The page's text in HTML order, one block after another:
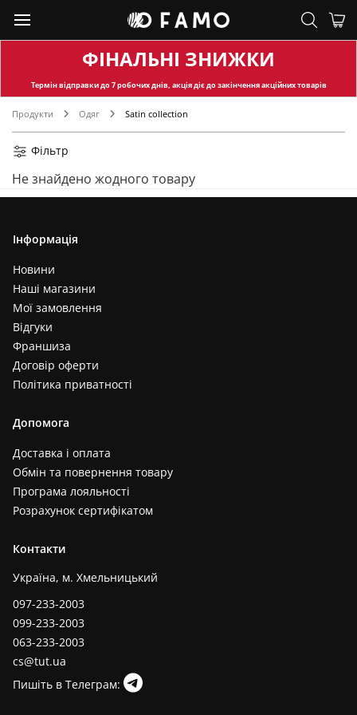
ФІНАЛЬНІ ЗНИЖКИ
Термін відправкидо 7 робочих днів, акція діє до закінчення акційних товарів
Продукти Одяг Satin collection
Фільтр
Не знайдено жодного товару
Інформація
Новини
Наші магазини
Мої замовлення
Відгуки
Франшиза
Договір оферти
Політика приватності
Допомога
Доставка і оплата
Обмін та повернення товару
Програма лояльності
Розрахунок сертифікатом
Контакти
Україна, м. Хмельницький
097-233-2003
099-233-2003
063-233-2003
cs@tut.ua
Пишіть в Телеграм: